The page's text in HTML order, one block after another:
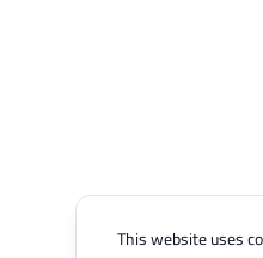
This website uses